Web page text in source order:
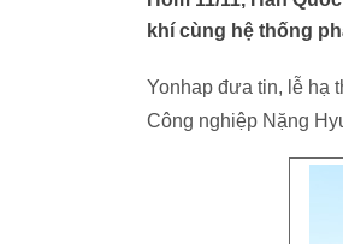
khí cùng hệ thống
Yonhap đưa tin, lễ hạ
Công nghiệp Nặng